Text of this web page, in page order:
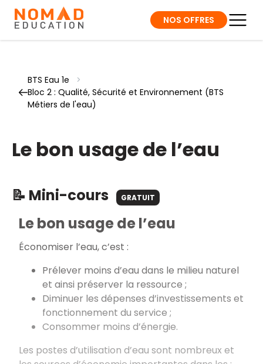
NOS OFFRES
BTS Eau 1e
>
Bloc 2 : Qualité, Sécurité et Environnement (BTS
Métiers de l'eau)
Le bon usage de l’eau
📝 Mini-cours GRATUIT
Le bon usage de l’eau
Économiser l’eau, c’est :
Prélever moins d’eau dans le milieu naturel
et ainsi préserver la ressource ;
Diminuer les dépenses d’investissements et
fonctionnement du service ;
Consommer moins d’énergie.
Les postes d’utilisation d’eau sont nombreux et